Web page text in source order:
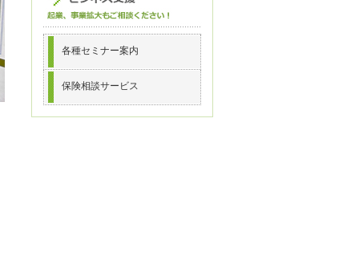
各種セミナー案内
保険相談サービス